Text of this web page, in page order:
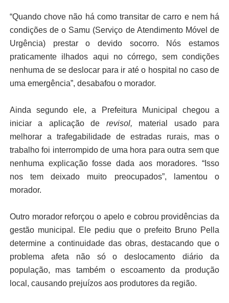
“Quando chove não há como transitar de carro e nem há
condições de o Samu (Serviço de Atendimento Móvel de
Urgência) prestar o devido socorro. Nós estamos
praticamente ilhados aqui no córrego, sem condições
nenhuma de se deslocar para ir até o hospital no caso de
uma emergência”, desabafou o morador.
Ainda segundo ele, a Prefeitura Municipal chegou a
iniciar a aplicação de revisol, material usado para
melhorar a trafegabilidade de estradas rurais, mas o
trabalho foi interrompido de uma hora para outra sem que
nenhuma explicação fosse dada aos moradores. “Isso
nos tem deixado muito preocupados”, lamentou o
morador.
Outro morador reforçou o apelo e cobrou providências da
gestão municipal. Ele pediu que o prefeito Bruno Pella
determine a continuidade das obras, destacando que o
problema afeta não só o deslocamento diário da
população, mas também o escoamento da produção
local, causando prejuízos aos produtores da região.